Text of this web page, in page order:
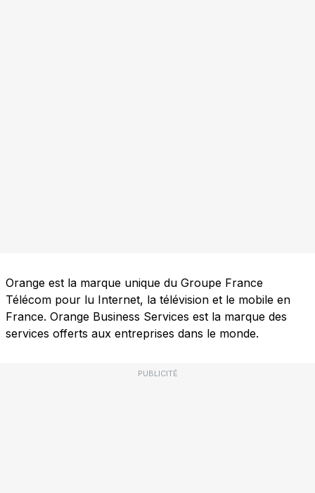
Orange est la marque unique du Groupe France
Télécom pour lu Internet, la télévision et le mobile en
France. Orange Business Services est la marque des
services offerts aux entreprises dans le monde.
PUBLICITÉ